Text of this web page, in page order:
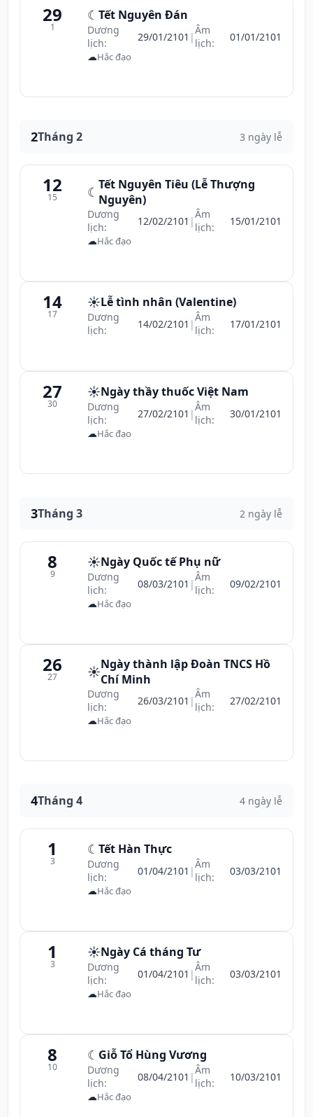
29
1
☾ Tết Nguyên Đán
Dương
lịch:
29/01/2101 |Âm
lịch:
01/01/2101
☁Hắc đạo
2Tháng 2 3 ngày lễ
12
15 ☾ Tết Nguyên Tiêu (Lễ Thượng
Nguyên)
Dương
lịch:
12/02/2101 |Âm
lịch:
15/01/2101
☁Hắc đạo
14
17
☀️Lễ tình nhân (Valentine)
Dương
lịch:
14/02/2101 |Âm
lịch:
17/01/2101
27
30
☀️Ngày thầy thuốc Việt Nam
Dương
lịch:
27/02/2101 |Âm
lịch:
30/01/2101
☁Hắc đạo
3Tháng 3 2 ngày lễ
8
9
☀️Ngày Quốc tế Phụ nữ
Dương
lịch:
08/03/2101 |Âm
lịch:
09/02/2101
☁Hắc đạo
26
27 ☀️Ngày thành lập Đoàn TNCS Hồ
Chí Minh
Dương
lịch:
26/03/2101 |Âm
lịch:
27/02/2101
☁Hắc đạo
4Tháng 4 4 ngày lễ
1
3
☾ Tết Hàn Thực
Dương
lịch:
01/04/2101 |Âm
lịch:
03/03/2101
☁Hắc đạo
1
3
☀️Ngày Cá tháng Tư
Dương
lịch:
01/04/2101 |Âm
lịch:
03/03/2101
☁Hắc đạo
8
10
☾ Giỗ Tổ Hùng Vương
Dương
lịch:
08/04/2101 |Âm
lịch:
10/03/2101
☁Hắc đạo